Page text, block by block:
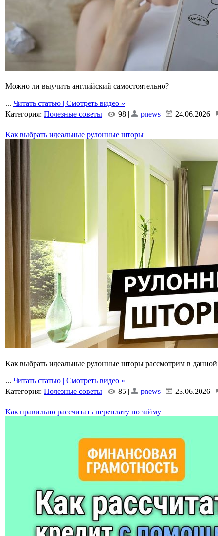
Можно ли выучить английский самостоятельно?
... Читать статью | Смотреть видео »
Категория: Полезные советы | 98 | pnews | 24.06.2026 |
Как выбрать идеальные рулонные шторы
Как выбрать идеальные рулонные шторы рассмотрим в данной
... Читать статью | Смотреть видео »
Категория: Полезные советы | 85 | pnews | 23.06.2026 |
Как правильно рассчитать переплату по займу